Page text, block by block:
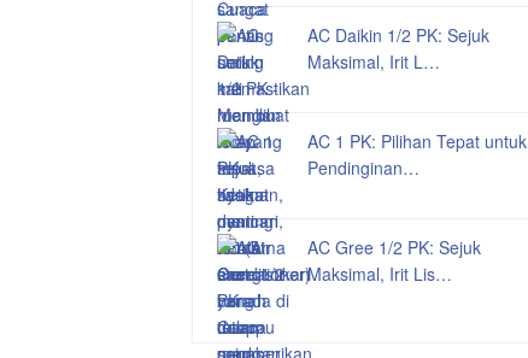
AC Daikin 1/2 PK: Sejuk
Maksimal, Irit L…
AC 1 PK: Pilihan Tepat untuk
Pendinginan…
AC Gree 1/2 PK: Sejuk
Maksimal, Irit Lis…